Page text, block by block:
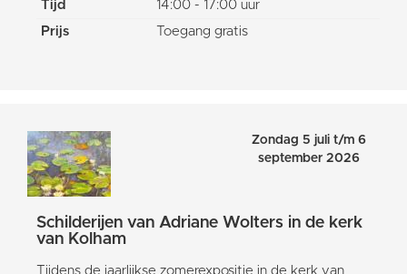
Tijd
14:00 - 17:00 uur
Prijs
Toegang gratis
Zondag 5 juli t/m 6
september 2026
Schilderijen van Adriane Wolters in de kerk
van Kolham
Tijdens de jaarlijkse zomerexpositie in de kerk van